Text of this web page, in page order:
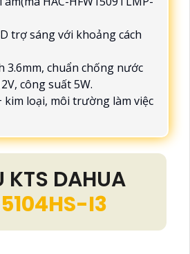
trợ sáng với khoảng cách
3.6mm, chuẩn chống nước
công suất 5W.
kim loại, môi trường làm việc
KTS DAHUA
I3